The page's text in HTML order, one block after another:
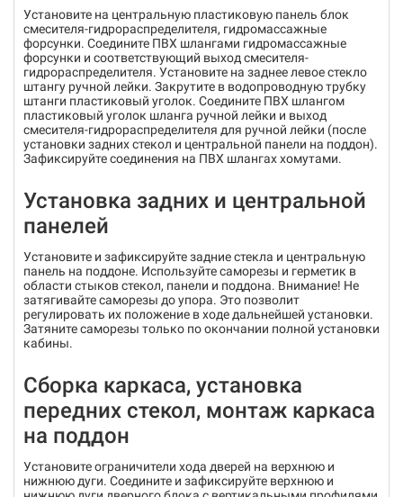
Установите на центральную пластиковую панель блок
cмесителя-гидрораспределителя, гидромассажные
форсунки. Соедините ПВХ шлангами гидромассажные
форсунки и соответствующий выход смесителя-
гидрораспределителя. Установите на заднее левое стекло
штангу ручной лейки. Закрутите в водопроводную трубку
штанги пластиковый уголок. Соедините ПВХ шлангом
пластиковый уголок шланга ручной лейки и выход
смесителя-гидрораспределителя для ручной лейки (после
установки задних стекол и центральной панели на поддон).
Зафиксируйте соединения на ПВХ шлангах хомутами.
Установка задних и центральной
панелей
Установите и зафиксируйте задние стекла и центральную
панель на поддоне. Используйте саморезы и герметик в
области стыков стекол, панели и поддона. Внимание! Не
затягивайте саморезы до упора. Это позволит
регулировать их положение в ходе дальнейшей установки.
Затяните саморезы только по окончании полной установки
кабины.
Сборка каркаса, установка
передних стекол, монтаж каркаса
на поддон
Установите ограничители хода дверей на верхнюю и
нижнюю дуги. Соедините и зафиксируйте верхнюю и